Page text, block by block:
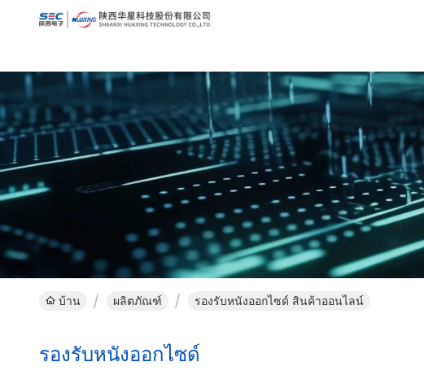
บ้าน ผลิตภัณฑ์ รองรับหนังออกไซด์ สินค้าออนไลน์
รองรับหนังออกไซด์